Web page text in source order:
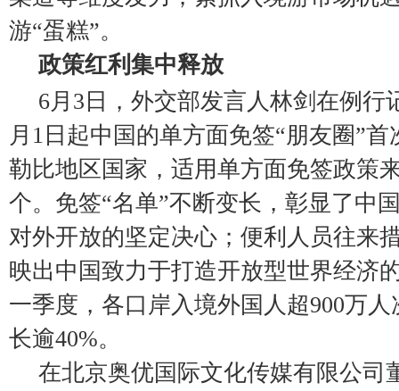
游“蛋糕”。
政策红利集中释放
6月3日，外交部发言人林剑在例行
月1日起中国的单方面免签“朋友圈”
勒比地区国家，适用单方面免签政策
个。免签“名单”不断变长，彰显了中
对外开放的坚定决心；便利人员往来
映出中国致力于打造开放型世界经济
一季度，各口岸入境外国人超900万
长逾40%。
在北京奥优国际文化传媒有限公司